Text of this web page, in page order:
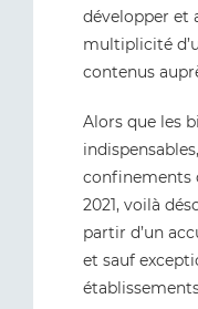
développer et
multiplicité
contenus
Alors que les
confinements
2021, voilà
partir d’un
et sauf